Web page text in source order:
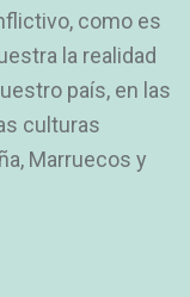
como es
la realidad
país, en las
culturas
Marruecos y